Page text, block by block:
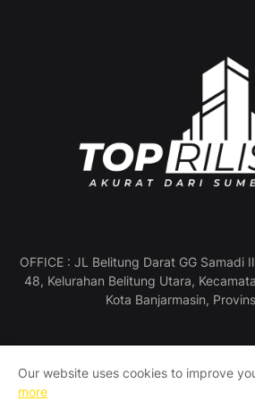
OFFICE : JL Belitung Darat GG Samadi
48, Kelurahan Belitung Utara,
Kota Banjarmasin,
Profil Perusahaan
Our website uses cookies to improve
more